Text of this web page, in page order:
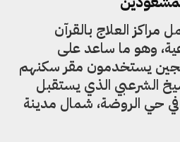
العلاج بالقرآن
وهو ما ساعد على
يستخدمون مقر سكنهم
الشرعبي الذي يستقبل
في حي الروضة، شمال مدينة